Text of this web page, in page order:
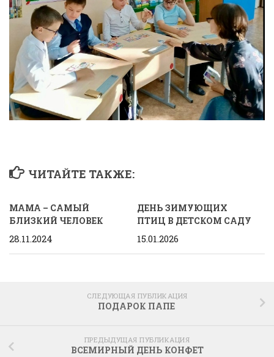
ЧИТАЙТЕ ТАКЖЕ:
МАМА – САМЫЙ
БЛИЗКИЙ ЧЕЛОВЕК
28.11.2024
ДЕНЬ ЗИМУЮЩИХ
ПТИЦ В ДЕТСКОМ САДУ
15.01.2026
СЛЕДУЮЩАЯ ПУБЛИКАЦИЯ
ПОДАРОК ПАПЕ
ПРЕДЫДУЩАЯ ПУБЛИКАЦИЯ
ВСЕМИРНЫЙ ДЕНЬ КОНФЕТ